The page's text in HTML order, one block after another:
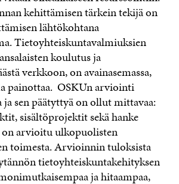
kehittämisen tärkein tekijä on
lähtökohtana
Tietoyhteiskuntavalmiuksien
koulutus ja
verkkoon, on avainasemassa,
painottaa. OSKUn arviointi
ja sen päätyttyä on ollut mittavaa:
sisältöprojektit sekä hanke
arvioitu ulkopuolisten
toimesta. Arvioinnin tuloksista
tietoyhteiskuntakehityksen
ja hitaampaa,